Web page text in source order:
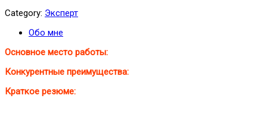
Category: Эксперт
Обо мне
Основное место работы:
Конкурентные преимущества:
Краткое резюме: